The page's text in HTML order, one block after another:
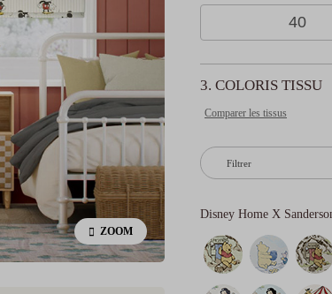
ZOOM
3. COLORIS TISSU
Comparer les tissus
Filtrer
Disney Home X